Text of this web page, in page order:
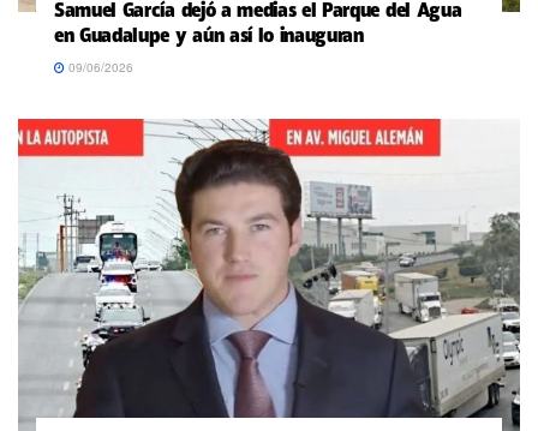
Samuel García dejó a medias el Parque del Agua
en Guadalupe y aún así lo inauguran
09/06/2026